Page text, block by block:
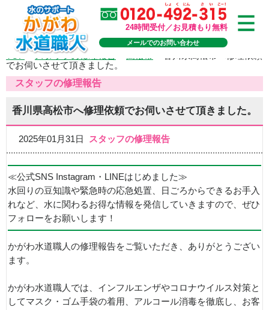
24時間受付／お見積もり無料
メールでのお問い合わせ
TOP>スタッフの修理報告
でお伺いさせて頂きました。
スタッフの修理報告
香川県高松市へ修理依頼でお伺いさせて頂きました。
2025年01月31日 スタッフの修理報告
≪公式SNS Instagram・LINEはじめました≫
水回りの豆知識や緊急時の応急処置、日ごろからできるお手入
れなど、水に関わるお得な情報を発信していきますので、ぜひ
フォローをお願いします！
かがわ水道職人の修理報告をご覧いただき、ありがとうござい
ます。
かがわ水道職人では、インフルエンザやコロナウイルス対策と
してマスク・ゴム手袋の着用、アルコール消毒を徹底し、お客